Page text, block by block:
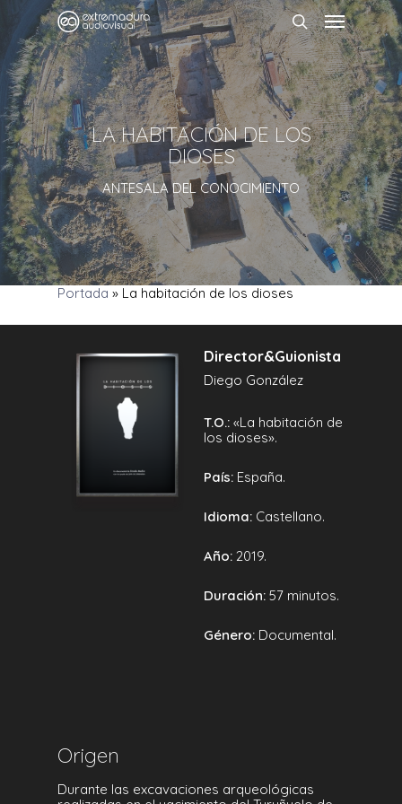
LA HABITACIÓN DE LOS
DIOSES
ANTESALA DEL CONOCIMIENTO
Portada » La habitación de los dioses
Director&Guionista
Diego González
T.O.: «La habitación de
los dioses».
País: España.
Idioma: Castellano.
Año: 2019.
Duración: 57 minutos.
Género: Documental.
Origen
Durante las excavaciones arqueológicas